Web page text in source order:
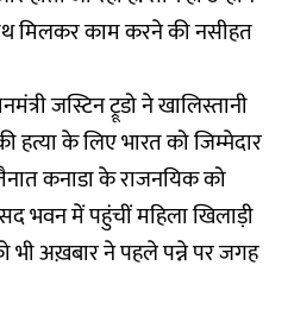
मिलकर काम करने की नसीहत
जस्टिन ट्रूडो ने खालिस्तानी
हत्या के लिए भारत को जिम्मेदार
कनाडा के राजनयिक को
भवन में पहुंचीं महिला खिलाड़ी
अख़बार ने पहले पन्ने पर जगह